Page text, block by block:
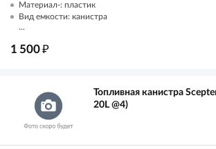
Материал-: пластик
Вид емкости: канистра
...
1 500₽
Топливная канистра
20L @4)